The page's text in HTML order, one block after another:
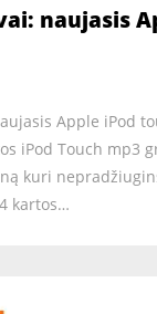
naujasis
Apple iPod
iPod Touch mp3
kuri
kartos…